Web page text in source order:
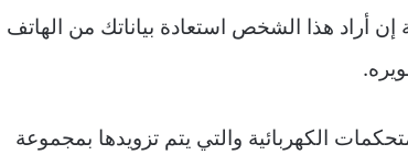
أراد هذا الشخص استعادة بياناتك من الهاتف
الكهربائية والتي يتم تزويدها بمجموعة